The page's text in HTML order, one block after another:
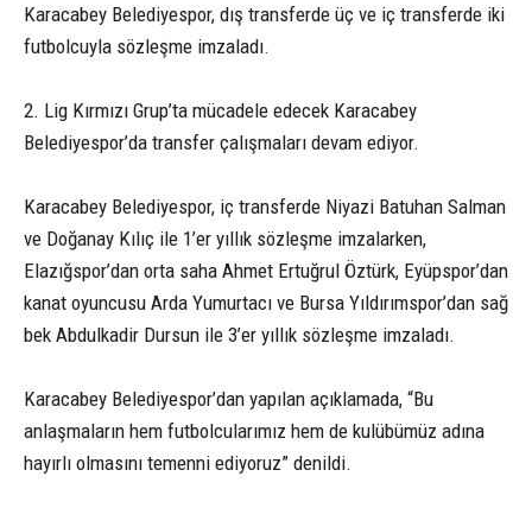
Karacabey Belediyespor, dış transferde üç ve iç transferde iki
futbolcuyla sözleşme imzaladı.
2. Lig Kırmızı Grup’ta mücadele edecek Karacabey
Belediyespor’da transfer çalışmaları devam ediyor.
Karacabey Belediyespor, iç transferde Niyazi Batuhan Salman
ve Doğanay Kılıç ile 1’er yıllık sözleşme imzalarken,
Elazığspor’dan orta saha Ahmet Ertuğrul Öztürk, Eyüpspor’dan
kanat oyuncusu Arda Yumurtacı ve Bursa Yıldırımspor’dan sağ
bek Abdulkadir Dursun ile 3’er yıllık sözleşme imzaladı.
Karacabey Belediyespor’dan yapılan açıklamada, “Bu
anlaşmaların hem futbolcularımız hem de kulübümüz adına
hayırlı olmasını temenni ediyoruz” denildi.